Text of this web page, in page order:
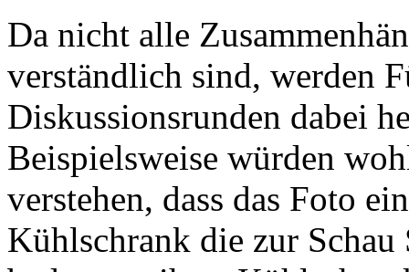
Da nicht alle
verständlich sind, werden
Diskussionsrunden dabei
Beispielsweise würden
verstehen, dass das Foto
Kühlschrank die zur